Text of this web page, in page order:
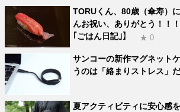
TORUくん、80歳（傘寿）
んお祝い、ありがとう！！
｢ごはん日記｣】
★ 0
サンコーの新作マグネット
うのは「絡まりストレス」
夏アクティビティに安心感